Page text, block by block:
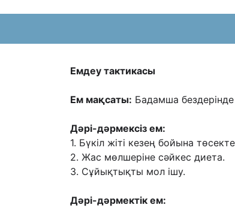
Емдеу тактикасы
Ем мақсаты: Бадамша
Дəрі-дəрмексіз ем:
1. Бүкіл жіті кезең бойына
2. Жас мөлшеріне сəйкес диета.
3. Сұйықтықты мол ішу.
Дəрі-дəрмектік ем: